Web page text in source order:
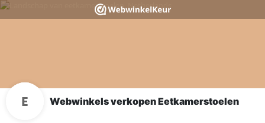
Webwinkels verkopen Eetkamerstoelen